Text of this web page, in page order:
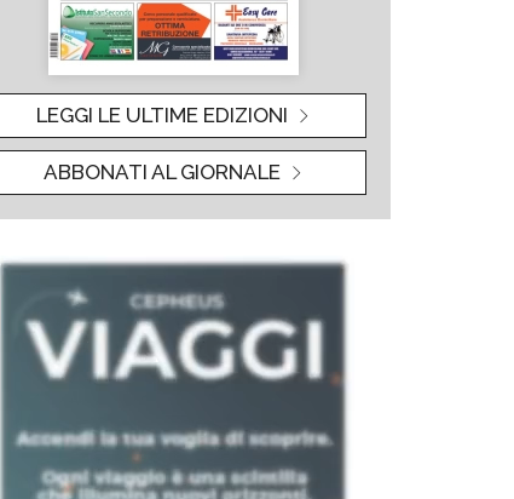
LEGGI LE ULTIME EDIZIONI
ABBONATI AL GIORNALE